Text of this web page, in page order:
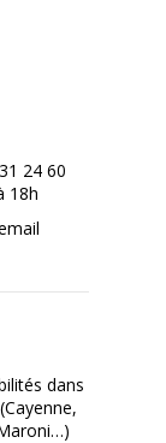
24 60
18h
dans